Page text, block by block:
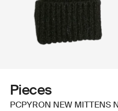
Pieces
PCPYRON NEW MITTENS